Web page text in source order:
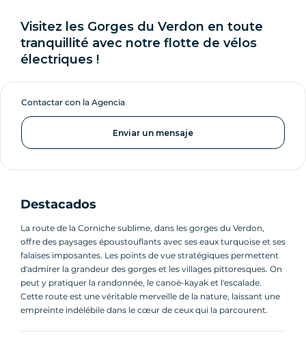
Visitez les Gorges du Verdon en toute
tranquillité avec notre flotte de vélos
électriques !
Contactar con la Agencia
Enviar un mensaje
Destacados
La route de la Corniche sublime, dans les gorges du Verdon,
offre des paysages époustouflants avec ses eaux turquoise et ses
falaises imposantes. Les points de vue stratégiques permettent
d'admirer la grandeur des gorges et les villages pittoresques. On
peut y pratiquer la randonnée, le canoë-kayak et l'escalade.
Cette route est une véritable merveille de la nature, laissant une
empreinte indélébile dans le cœur de ceux qui la parcourent.